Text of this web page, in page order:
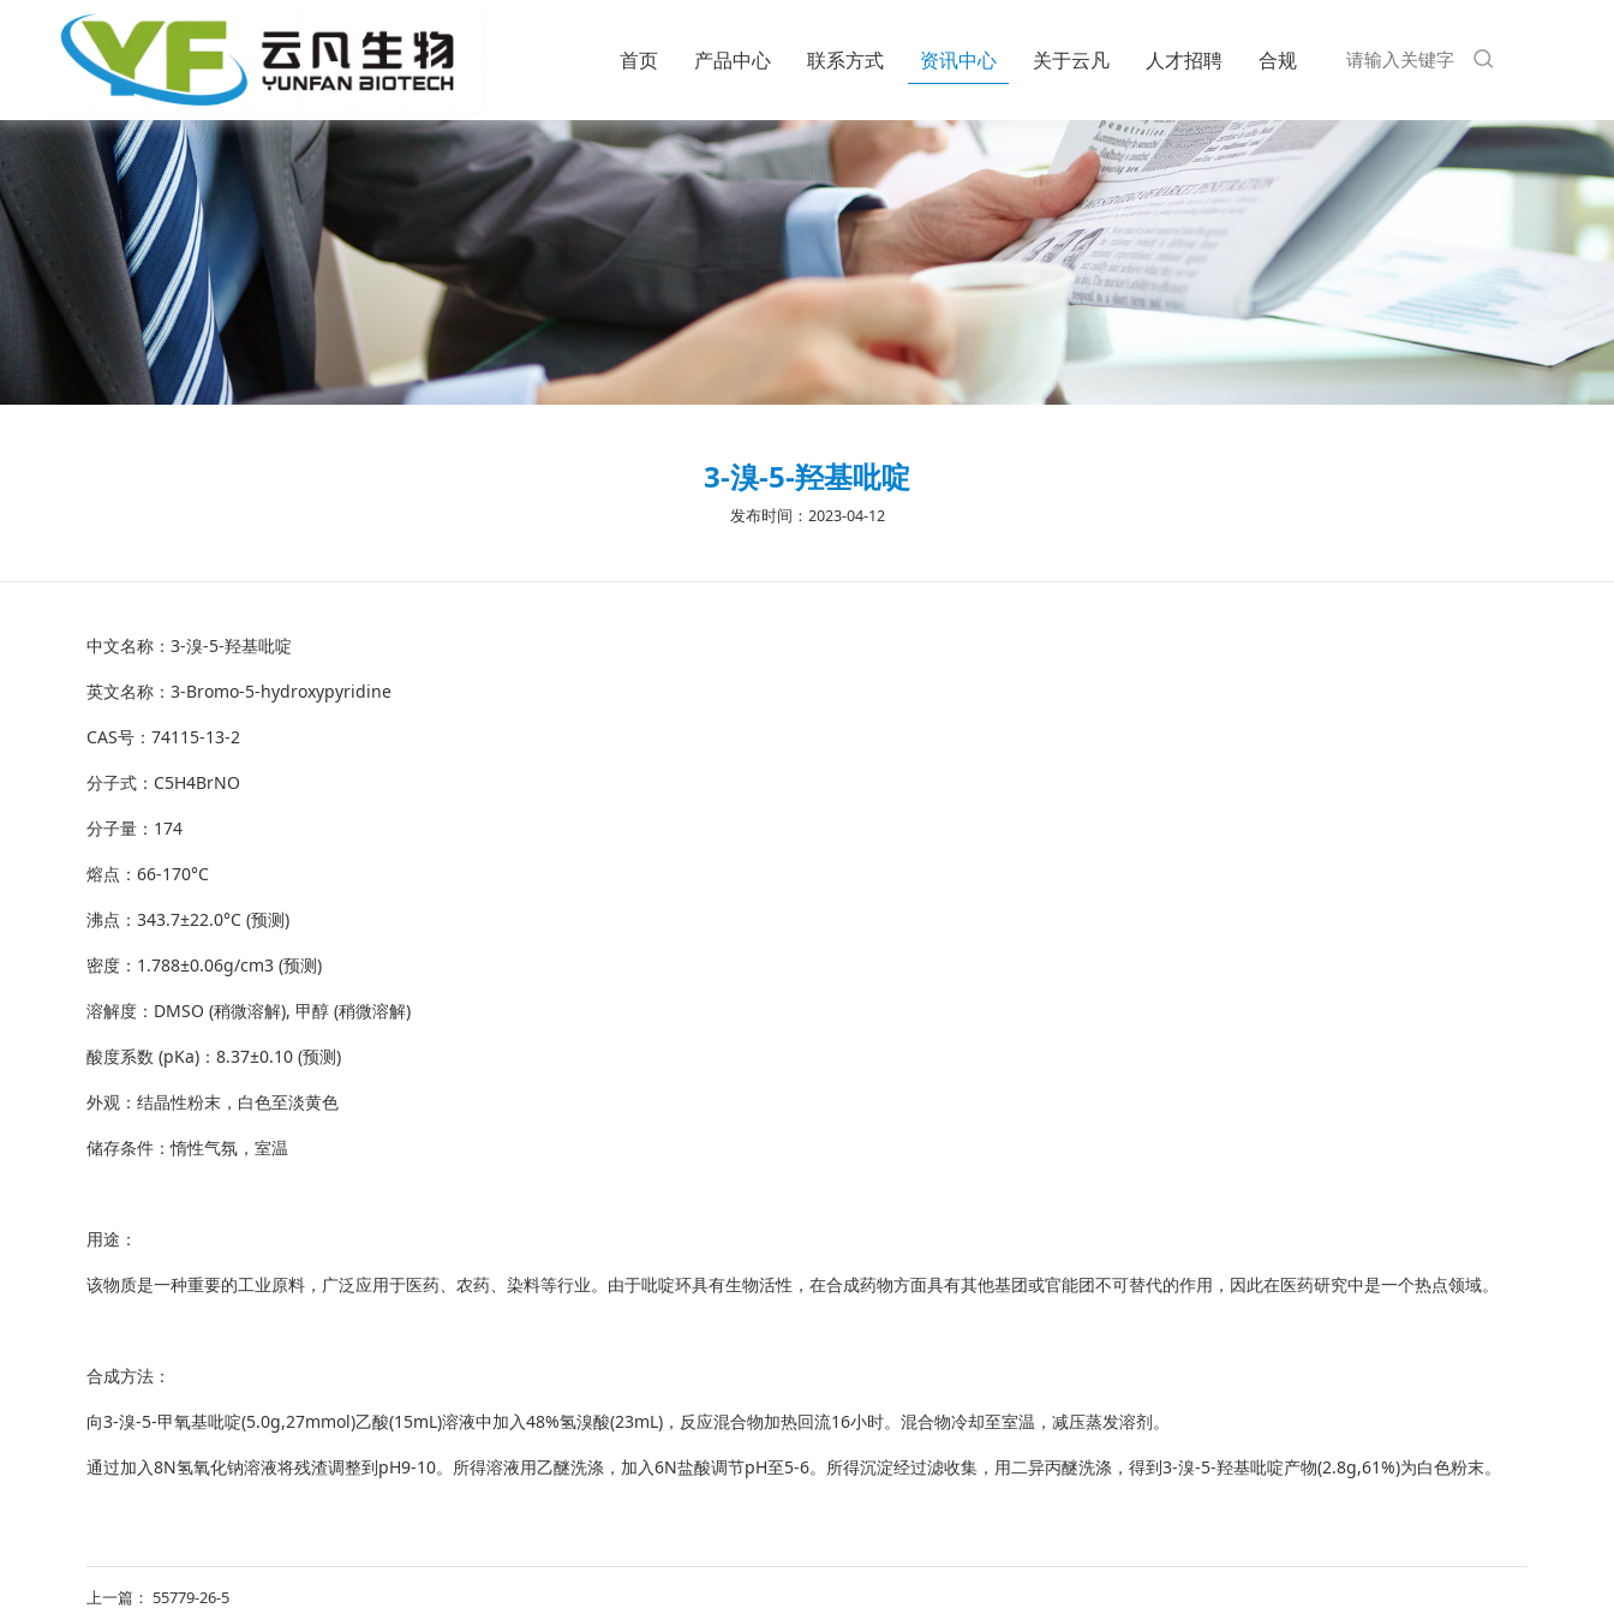
首页 产品中心 联系方式 资讯中心 关于云凡 人才招聘 合规
3-溴-5-羟基吡啶
发布时间：2023-04-12
中文名称：3-溴-5-羟基吡啶
英文名称：3-Bromo-5-hydroxypyridine
CAS号：74115-13-2
分子式：C5H4BrNO
分子量：174
熔点：66-170°C
沸点：343.7±22.0°C (预测)
密度：1.788±0.06g/cm3 (预测)
溶解度：DMSO (稍微溶解), 甲醇 (稍微溶解)
酸度系数 (pKa)：8.37±0.10 (预测)
外观：结晶性粉末，白色至淡黄色
储存条件：惰性气氛，室温
用途：
该物质是一种重要的工业原料，广泛应用于医药、农药、染料等行业。由于吡啶环具有生物活性，在合成药物方面具有其他基团或官能团不可替代的作用，因此在医药研究中是一个热点领域。
合成方法：
向3-溴-5-甲氧基吡啶(5.0g,27mmol)乙酸(15mL)溶液中加入48%氢溴酸(23mL)，反应混合物加热回流16小时。混合物冷却至室温，减压蒸发溶剂。
通过加入8N氢氧化钠溶液将残渣调整到pH9-10。所得溶液用乙醚洗涤，加入6N盐酸调节pH至5-6。所得沉淀经过滤收集，用二异丙醚洗涤，得到3-溴-5-羟基吡啶产物(2.8g,61%)为白色粉末。
上一篇： 55779-26-5